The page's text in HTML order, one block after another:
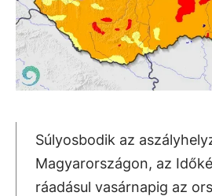
Súlyosbodik az
Magyarországon, az
ráadásul vasárnapig az